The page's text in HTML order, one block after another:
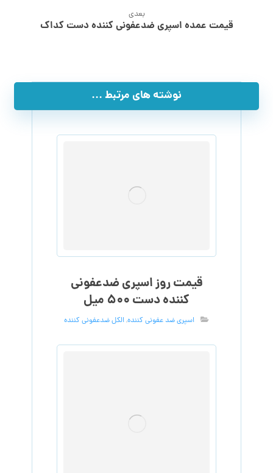
بعدی
قیمت عمده اسپری ضدعفونی کننده دست کداک
نوشته های مرتبط ...
قیمت روز اسپری ضدعفونی
کننده دست ۵۰۰ میل
اسپری ضد عفونی کننده,الکل ضدعفونی کننده